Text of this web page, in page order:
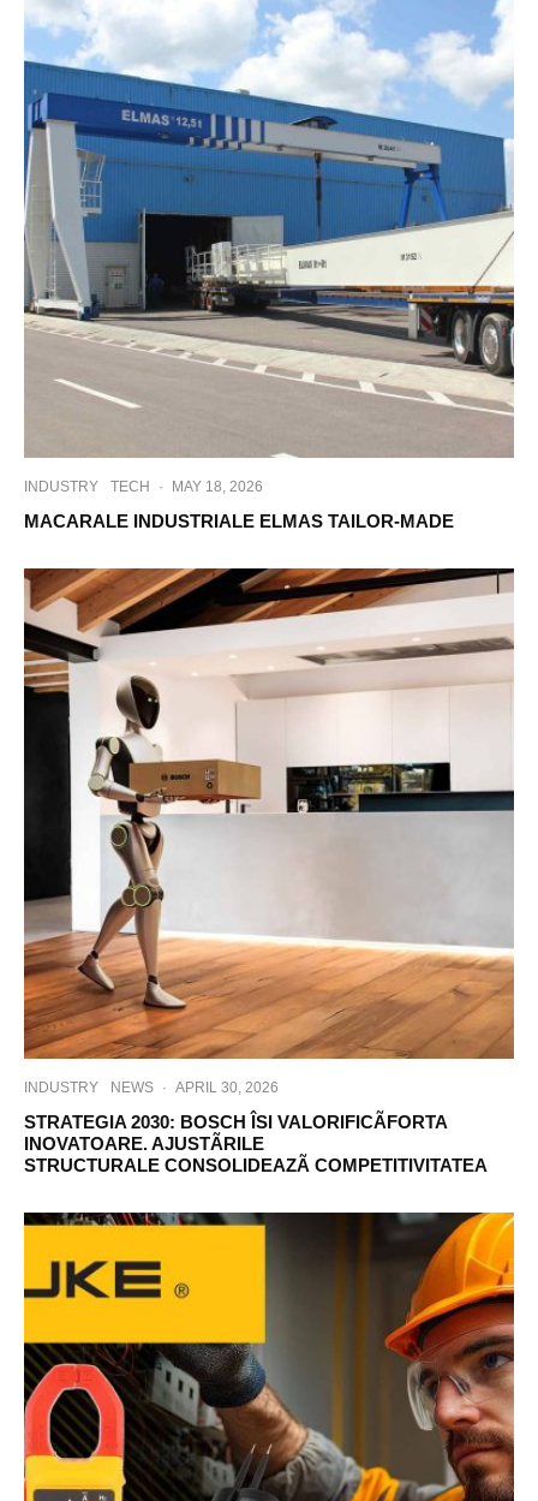
INDUSTRY TECH · MAY 18, 2026
MACARALE INDUSTRIALE ELMAS TAILOR-MADE
INDUSTRY NEWS · APRIL 30, 2026
STRATEGIA 2030: BOSCH ÎSI VALORIFICÃFORTA
INOVATOARE. AJUSTÃRILE
STRUCTURALE CONSOLIDEAZÃ COMPETITIVITATEA